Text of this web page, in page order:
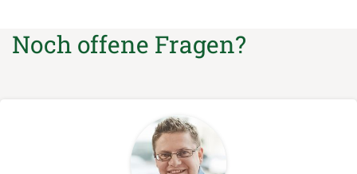
Noch offene Fragen?